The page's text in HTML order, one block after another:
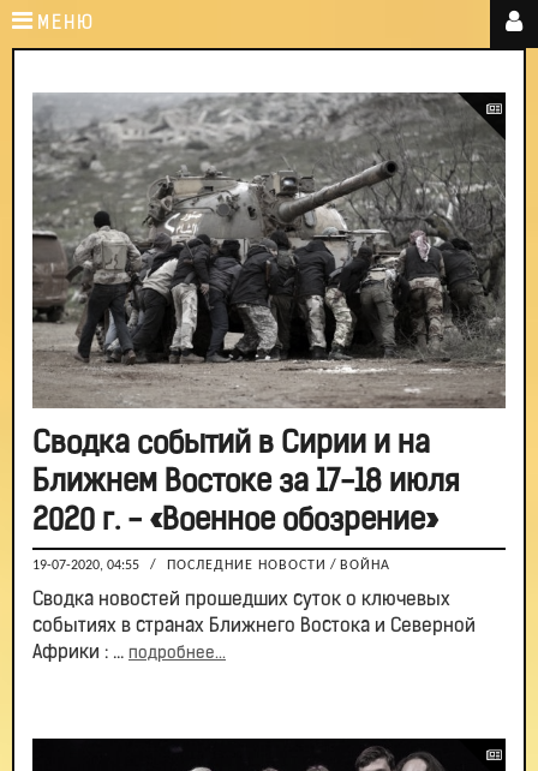
МЕНЮ
Сводка событий в Сирии и на
Ближнем Востоке за 17-18 июля
2020 г. - «Военное обозрение»
19-07-2020, 04:55 / ПОСЛЕДНИЕ НОВОСТИ / ВОЙНА
Сводка новостей прошедших суток о ключевых
событиях в странах Ближнего Востока и Северной
Африки : ... подробнее...